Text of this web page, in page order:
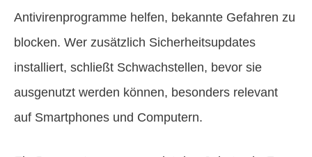
Antivirenprogramme helfen, bekannte Gefahren zu
blocken. Wer zusätzlich Sicherheitsupdates
installiert, schließt Schwachstellen, bevor sie
ausgenutzt werden können, besonders relevant
auf Smartphones und Computern.